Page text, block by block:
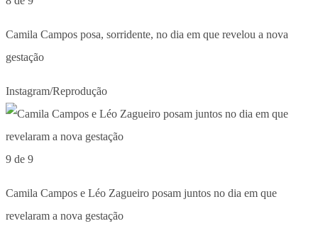
Camila Campos posa, sorridente, no dia em que revelou a nova
gestação
Instagram/Reprodução
9 de 9
Camila Campos e Léo Zagueiro posam juntos no dia em que
revelaram a nova gestação